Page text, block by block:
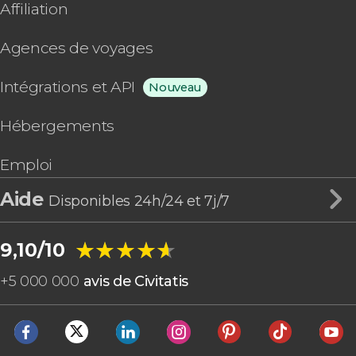
Affiliation
Agences de voyages
Intégrations et API Nouveau
Hébergements
Emploi
Aide Disponibles 24h/24 et 7j/7
9,10/10 ★★★★★
★★★★★
+5 000 000 avis de Civitatis